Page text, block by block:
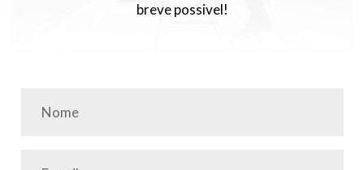
breve possivel!